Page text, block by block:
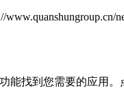
找到您需要的应用。